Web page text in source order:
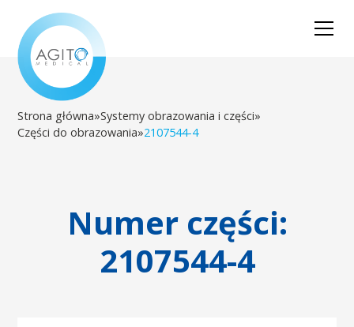
Strona główna»Systemy obrazowania i części»
Części do obrazowania»2107544-4
Numer części:
2107544-4